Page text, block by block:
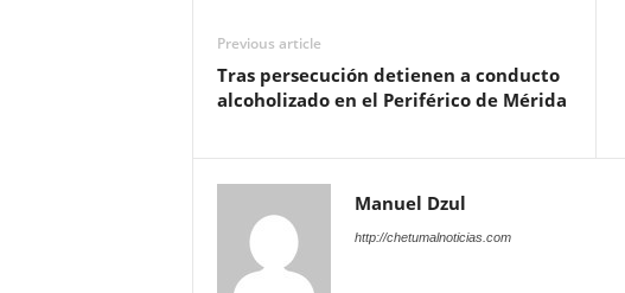
Previous article
Tras persecución detienen a conducto
alcoholizado en el Periférico de Mérida
Manuel Dzul
http://chetumalnoticias.com